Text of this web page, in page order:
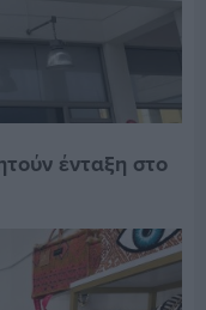
ένταξη στο